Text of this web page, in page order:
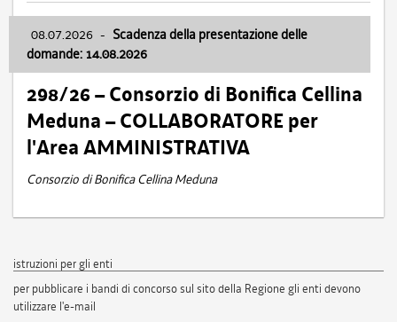
08.07.2026 - Scadenza della presentazione delle
domande: 14.08.2026
298/26 – Consorzio di Bonifica Cellina
Meduna – COLLABORATORE per
l'Area AMMINISTRATIVA
Consorzio di Bonifica Cellina Meduna
istruzioni per gli enti
per pubblicare i bandi di concorso sul sito della Regione gli enti devono
utilizzare l'e-mail